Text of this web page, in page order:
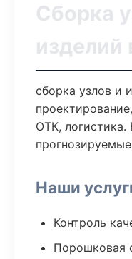
Сборка
изделий
сборка узлов и
ОТК, логистика.
Наши
Контроль
Порошковая